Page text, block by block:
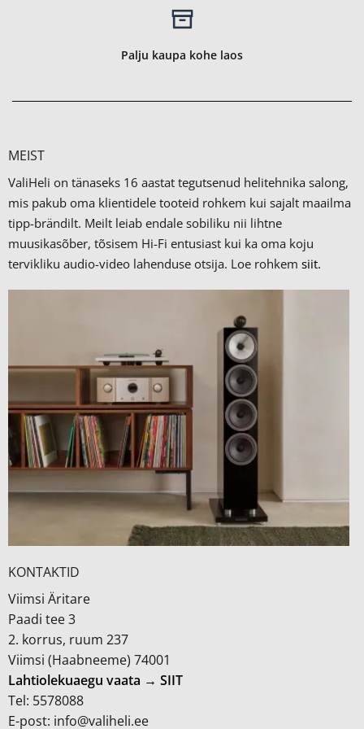
Palju kaupa kohe laos
MEIST
ValiHeli on tänaseks 16 aastat tegutsenud helitehnika salong,
mis pakub oma klientidele tooteid rohkem kui sajalt maailma
tipp-brändilt. Meilt leiab endale sobiliku nii lihtne
muusikasõber, tõsisem Hi-Fi entusiast kui ka oma koju
tervikliku audio-video lahenduse otsija. Loe rohkem siit.
KONTAKTID
Viimsi Äritare
Paadi tee 3
2. korrus, ruum 237
Viimsi (Haabneeme) 74001
Lahtiolekuaegu vaata → SIIT
Tel: 5578088
E-post: info@valiheli.ee